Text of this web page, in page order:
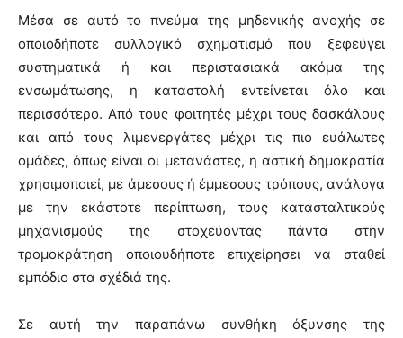
Μέσα σε αυτό το πνεύμα της μηδενικής ανοχής σε
οποιοδήποτε συλλογικό σχηματισμό που ξεφεύγει
συστηματικά ή και περιστασιακά ακόμα της
ενσωμάτωσης, η καταστολή εντείνεται όλο και
περισσότερο. Από τους φοιτητές μέχρι τους δασκάλους
και από τους λιμενεργάτες μέχρι τις πιο ευάλωτες
ομάδες, όπως είναι οι μετανάστες, η αστική δημοκρατία
χρησιμοποιεί, με άμεσους ή έμμεσους τρόπους, ανάλογα
με την εκάστοτε περίπτωση, τους κατασταλτικούς
μηχανισμούς της στοχεύοντας πάντα στην
τρομοκράτηση οποιουδήποτε επιχείρησει να σταθεί
εμπόδιο στα σχέδιά της.
Σε αυτή την παραπάνω συνθήκη όξυνσης της